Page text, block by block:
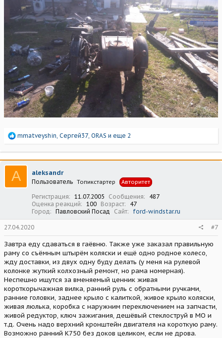
Р
а
к
ц
и
и
mmatveyshin Сергей37 ORAS и еще 2
A aleksandr
Пользователь Топикстартер Авторитет
Регистрация 11.07.2005 Сообщения
487
Оценка реакций
100 Возраст
47
Город
Павловский Посад Сайт ford-windstar.ru
27.04.2020 #7
Завтра еду сдаваться в гаёвню. Также уже заказал правильную
раму со съёмным штырём коляски и ещё одно родное колесо,
жду доставки, из двух одну буду делать (у меня на рулевой
колонке жуткий колхозный ремонт, но рама номерная).
Неспешно ищутся за вменяемый ценник живая
короткорычажная вилка, ранний руль с обратными ручками,
ранние головки, заднее крыло с калиткой, живое крыло коляски,
живая люлька, коробка с наружним переключением на запчасти,
живой редуктор, ключ зажигания, дешёвый стеклоструй в МО и
т.д. Очень надо верхний кронштейн двигателя на короткую раму.
Возможно ранний К750 без доков целиком, если не дрова.